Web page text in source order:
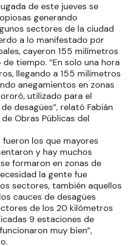
de este jueves se
generando
sectores de la ciudad
a lo manifestado por
cayeron 155 milímetros
tiempo. “En solo una hora
llegando a 155 milímetros
anegamientos en zonas
utilizado para el
desagües”, relató Fabián
Obras Públicas del
los que mayores
y hay muchos
formaron en zonas de
la gente fue
sectores, también aquellos
cauces de desagües
de los 20 kilómetros
9 estaciones de
muy bien”,